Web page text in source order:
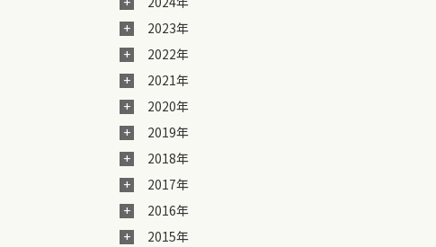
2023年
2022年
2021年
2020年
2019年
2018年
2017年
2016年
2015年